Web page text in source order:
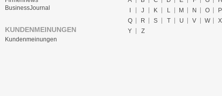
BusinessJournal
KUNDENMEINUNGEN
Kundenmeinungen
I
J K L M N O
P
Q
R S T U V W
X
Y
Z